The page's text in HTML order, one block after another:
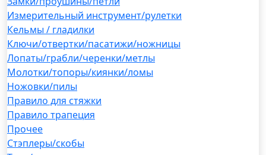
Измерительный инструмент/рулетки
Кельмы / гладилки
Ключи/отвертки/пасатижи/ножницы
Лопаты/грабли/черенки/метлы
Молотки/топоры/киянки/ломы
Ножовки/пилы
Правило для стяжки
Правило трапеция
Прочее
Стэплеры/скобы